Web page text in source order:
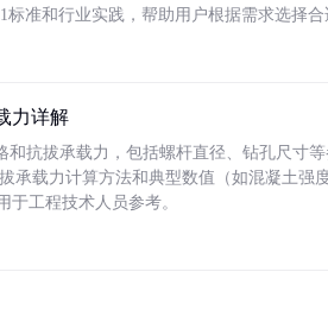
准和行业实践，帮助用户根据需求选择合
力详解
和抗拔承载力，包括螺杆直径、钻孔尺寸
承载力计算方法和典型数值（如混凝土强
工程技术人员参考。